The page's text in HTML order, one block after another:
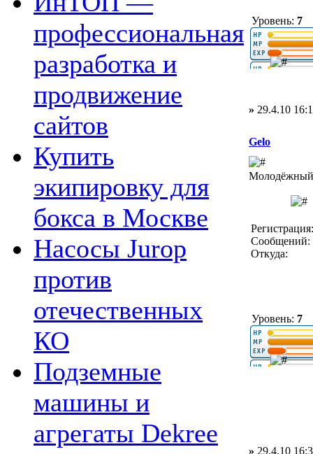
профессиональная
разработка и
продвижение
сайтов
Купить
экипировку для
бокса в Москве
Насосы Jurop
против
отечественных
КО
Подземные
машины и
агрегаты Dekree
Уровень: 7
» 29.4.10
Gelo
Молодёжный
Сообщений:
Откуда:
Уровень: 7
» 29.4.10